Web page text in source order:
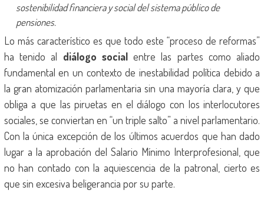
sostenibilidad financiera y social del sistema público de
pensiones.
Lo más característico es que todo este “proceso de reformas”
ha tenido al diálogo socialentre las partes como aliado
fundamental en un contexto de inestabilidad política debido a
la gran atomización parlamentaria sin una mayoría clara, y que
obliga a que las piruetas en el diálogo con los interlocutores
sociales, se conviertan en “un triple salto” a nivel parlamentario.
Con la única excepción de los últimos acuerdos que han dado
lugar a la aprobación del Salario Mínimo Interprofesional, que
no han contado con la aquiescencia de la patronal, cierto es
que sin excesiva beligerancia por su parte.